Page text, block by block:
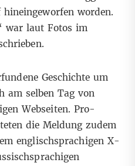
hineingeworfen worden.
war laut Fotos im
Geschichte um
am selben Tag von
Webseiten. Pro-
die Meldung zudem
englischsprachigen X-